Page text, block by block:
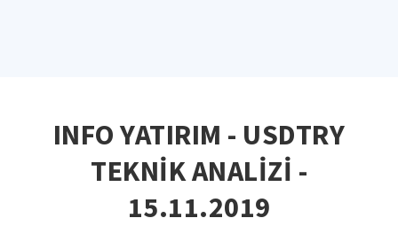
INFO YATIRIM - USDTRY
TEKNİK ANALİZİ -
15.11.2019